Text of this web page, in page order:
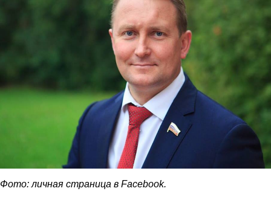
Фото: личная страница в Facebook.